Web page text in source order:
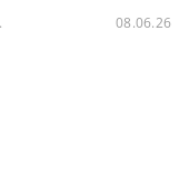
08.06.26